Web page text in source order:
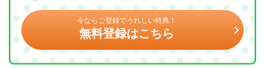
今ならご登録でうれしい特典！
無料登録はこちら